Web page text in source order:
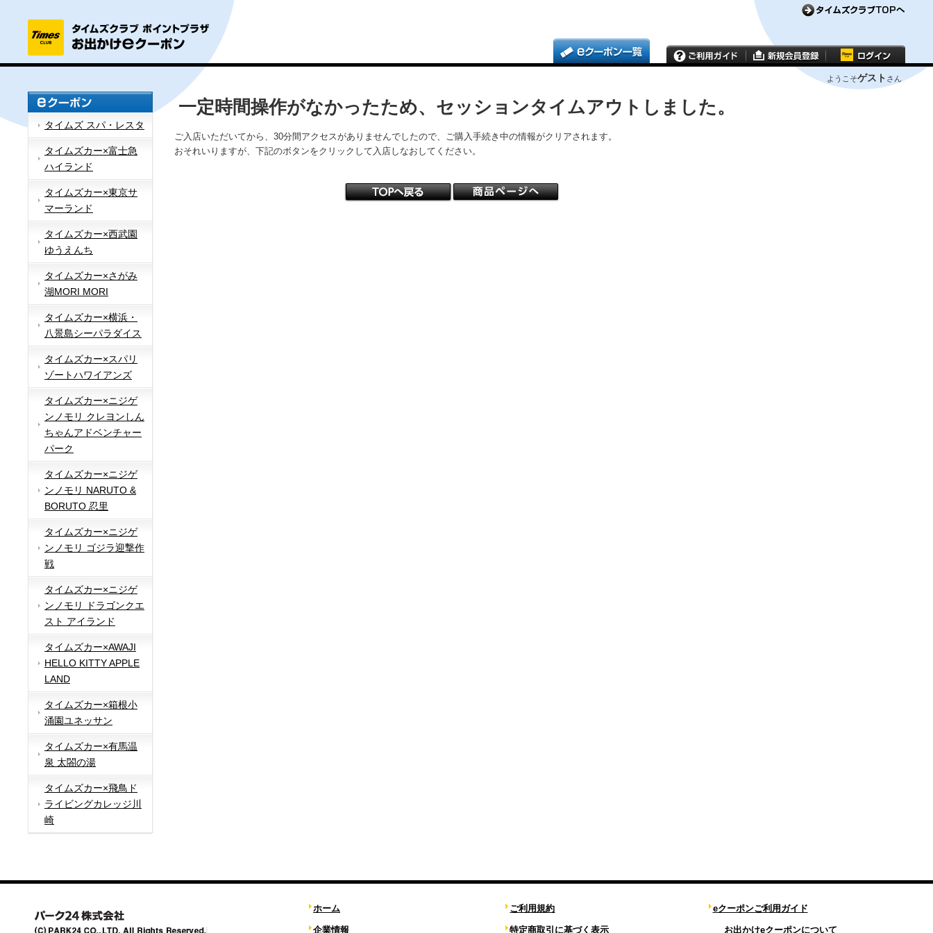
ようこそゲスト さん
タイムズ スパ・レスタ
タイムズカー×富士急
ハイランド
タイムズカー×東京サ
マーランド
タイムズカー×西武園
ゆうえんち
タイムズカー×さがみ
湖MORI MORI
タイムズカー×横浜・
八景島シーパラダイス
タイムズカー×スパリ
ゾートハワイアンズ
タイムズカー×ニジゲ
ンノモリ クレヨンしん
ちゃんアドベンチャー
パーク
タイムズカー×ニジゲ
ンノモリ NARUTO &
BORUTO 忍里
タイムズカー×ニジゲ
ンノモリ ゴジラ迎撃作
戦
タイムズカー×ニジゲ
ンノモリ ドラゴンクエ
スト アイランド
タイムズカー×AWAJI
HELLO KITTY APPLE
LAND
タイムズカー×箱根小
涌園ユネッサン
タイムズカー×有馬温
泉 太閤の湯
タイムズカー×飛鳥ド
ライビングカレッジ川
崎
一定時間操作がなかったため、セッションタイムアウトしました。
ご入店いただいてから、30分間アクセスがありませんでしたので、ご購入手続き中の情報がクリアされます。
おそれいりますが、下記のボタンをクリックして入店しなおしてください。
ホーム
企業情報
ご利用規約
特定商取引に基づく表示
eクーポンご利用ガイド
お出かけeクーポンについて